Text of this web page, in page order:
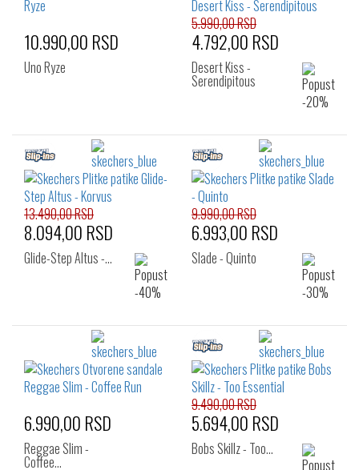
10.990,00 RSD
Uno Ryze
5.990,00 RSD
4.792,00 RSD
Desert Kiss -
Serendipitous
13.490,00 RSD
8.094,00 RSD
Glide-Step Altus -…
9.990,00 RSD
6.993,00 RSD
Slade - Quinto
6.990,00 RSD
Reggae Slim -
Coffee…
9.490,00 RSD
5.694,00 RSD
Bobs Skillz - Too…